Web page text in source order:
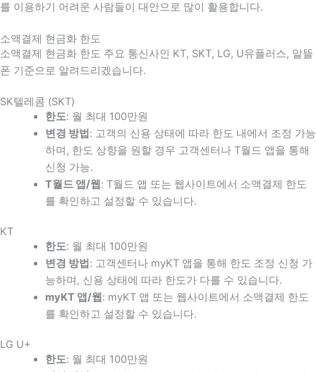
를 이용하기 어려운 사람들이 대안으로 많이 활용합니다.
소액결제 현금화 한도
소액결제 현금화 한도 주요 통신사인 KT, SKT, LG, U유플러스, 알뜰
폰 기준으로 알려드리겠습니다.
SK텔레콤 (SKT)
한도: 월 최대 100만원
변경 방법 : 고객의 신용 상태에 따라 한도 내에서 조정 가능
하며, 한도 상향을 원할 경우 고객센터나 T월드 앱을 통해
신청 가능.
T월드 앱/웹 : T월드 앱 또는 웹사이트에서 소액결제 한도
를 확인하고 설정할 수 있습니다.
KT
한도: 월 최대 100만원
변경 방법 : 고객센터나 myKT 앱을 통해 한도 조정 신청 가
능하며, 신용 상태에 따라 한도가 다를 수 있습니다.
myKT 앱/웹 : myKT 앱 또는 웹사이트에서 소액결제 한도
를 확인하고 설정할 수 있습니다.
LG U+
한도: 월 최대 100만원